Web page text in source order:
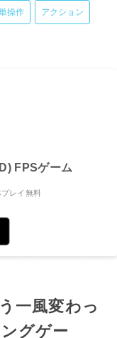
操作 アクション
FPSゲーム
レイ無料
一風変わっ
グゲー